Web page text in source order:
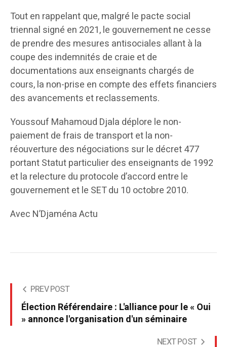
Tout en rappelant que, malgré le pacte social
triennal signé en 2021, le gouvernement ne cesse
de prendre des mesures antisociales allant à la
coupe des indemnités de craie et de
documentations aux enseignants chargés de
cours, la non-prise en compte des effets financiers
des avancements et reclassements.
Youssouf Mahamoud Djala déplore le non-
paiement de frais de transport et la non-
réouverture des négociations sur le décret 477
portant Statut particulier des enseignants de 1992
et la relecture du protocole d’accord entre le
gouvernement et le SET du 10 octobre 2010.
Avec N’Djaména Actu
PREV POST
Élection Référendaire : L'alliance pour le « Oui
» annonce l'organisation d'un séminaire
NEXT POST